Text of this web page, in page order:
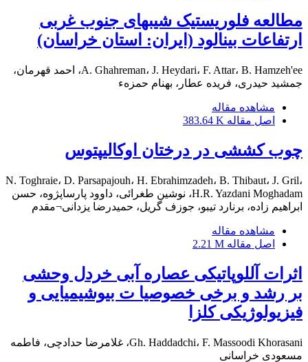
مطالعه فلوریستیک شیبهای جنوب غربی
ارتفاعات بینالود (ایران: استان خراسان)
A. Ghahreman، J. Heydari، F. Attar، B. Hamzeh'ee، احمد قهرمان،
جمشید حیدری، فریده عطار، بهنام حمزهء
مشاهده مقاله
اصل مقاله 383.64 K
چوب کششی در درختان اوکالیپتوس
N. Toghraie، D. Parsapajouh، H. Ebrahimzadeh، B. Thibaut، J. Gril،
H.R. Yazdani Moghadam، نوشین طغرائی، داوود پارساپژوه، حسن
ابراهیم زاده، برنارد تیبو، جوزف گریل، حمیدرضا یزدانی¬مقدم
مشاهده مقاله
اصل مقاله 2.21 M
اثرات آللوپاتیکی عصاره آبی خردل وحشی
بر رشد و برخی خصوصیا ت بیوشیمیایی و
فیزیولوژیکی کلزا
Gh. Haddadchi، F. Massoodi Khorasani، غلامرضا حدادچی، فاطمه
مسعودی خراسانی